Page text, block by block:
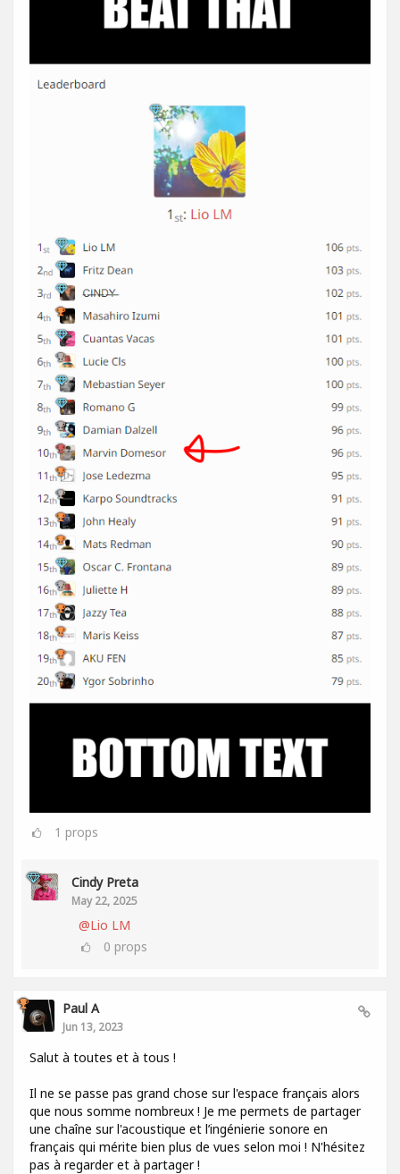
1 props
Cindy Preta
May 22, 2025
@Lio LM
0 props
Paul A
Jun 13, 2023
Salut à toutes et à tous !
Il ne se passe pas grand chose sur l'espace français alors
que nous somme nombreux ! Je me permets de partager
une chaîne sur l'acoustique et l’ingénierie sonore en
français qui mérite bien plus de vues selon moi ! N'hésitez
pas à regarder et à partager !